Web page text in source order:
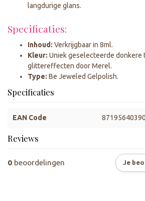
langdurige glans.
Specificaties:
Inhoud: Verkrijgbaar in 8ml.
Kleur: Uniek geselecteerde
glittereffecten door Merel.
Type: Be Jeweled Gelpolish.
Specificaties
EAN Code
Reviews
0 beoordelingen Je